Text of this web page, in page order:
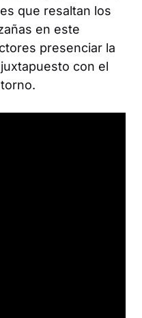
que resaltan los
en este
presenciar la
con el